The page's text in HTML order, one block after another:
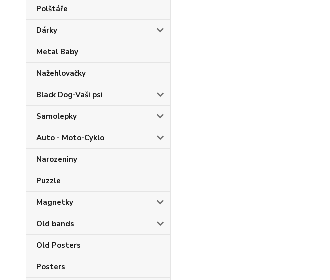
Polštáře
Dárky
Metal Baby
Nažehlovačky
Black Dog-Vaši psi
Samolepky
Auto - Moto-Cyklo
Narozeniny
Puzzle
Magnetky
Old bands
Old Posters
Posters